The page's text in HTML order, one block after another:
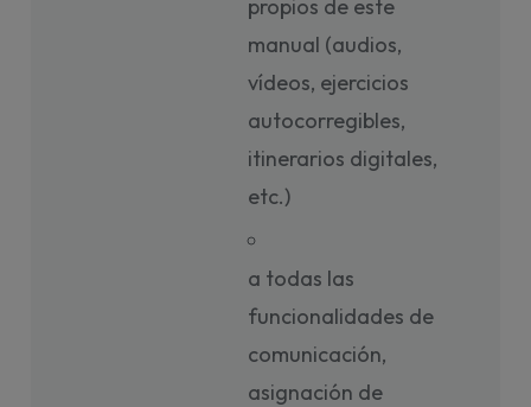
propios de este
manual (audios,
vídeos, ejercicios
autocorregibles,
itinerarios digitales,
etc.)
a todas las
funcionalidades de
comunicación,
asignación de